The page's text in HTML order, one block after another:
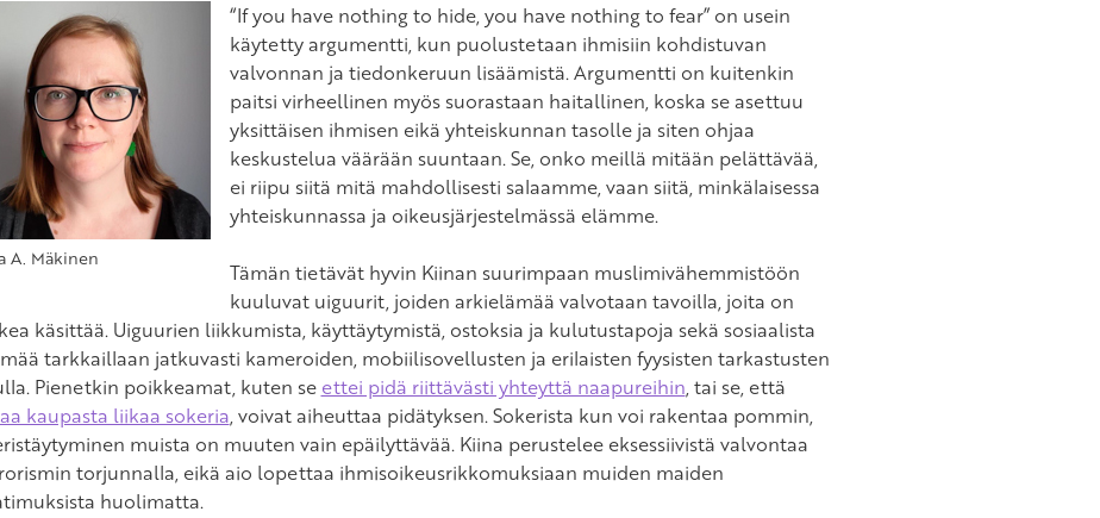
A. Mäkinen
“If you have nothing to hide, you have nothing to fear” on usein
käytetty argumentti, kun puolustetaan ihmisiin kohdistuvan
valvonnan ja tiedonkeruun lisäämistä. Argumentti on kuitenkin
paitsi virheellinen myös suorastaan haitallinen, koska se asettuu
yksittäisen ihmisen eikä yhteiskunnan tasolle ja siten ohjaa
keskustelua väärään suuntaan. Se, onko meillä mitään pelättävää,
ei riipu siitä mitä mahdollisesti salaamme, vaan siitä, minkälaisessa
yhteiskunnassa ja oikeusjärjestelmässä elämme.
Tämän tietävät hyvin Kiinan suurimpaan muslimivähemmistöön
kuuluvat uiguurit, joiden arkielämää valvotaan tavoilla, joita on
käsittää. Uiguurien liikkumista, käyttäytymistä, ostoksia ja kulutustapoja sekä sosiaalista
tarkkaillaan jatkuvasti kameroiden, mobiilisovellusten ja erilaisten fyysisten tarkastusten
Pienetkin poikkeamat, kuten se ettei pidä riittävästi yhteyttä naapureihin, tai se, että
kaupasta liikaa sokeria, voivat aiheuttaa pidätyksen. Sokerista kun voi rakentaa pommin,
muista on muuten vain epäilyttävää. Kiina perustelee eksessiivistä valvontaa
torjunnalla, eikä aio lopettaa ihmisoikeusrikkomuksiaan muiden maiden
huolimatta.